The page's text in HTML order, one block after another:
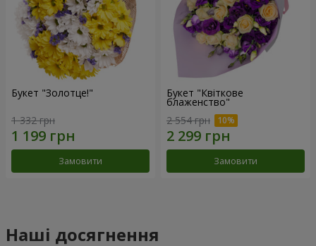
Букет "Золотце!"
1 332 грн
Замовити
Букет "Квіткове
блаженство"
2 554 грн
Замовити
Наші досягнення